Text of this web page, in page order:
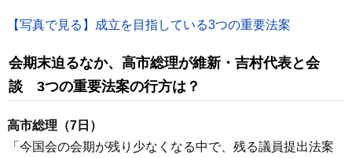
【写真で見る】成立を目指している3つの重要法案
会期末迫るなか、高市総理が維新・吉村代表と会
談 3つの重要法案の行方は？
高市総理（7日）
「今国会の会期が残り少なくなる中で、残る議員提出法案